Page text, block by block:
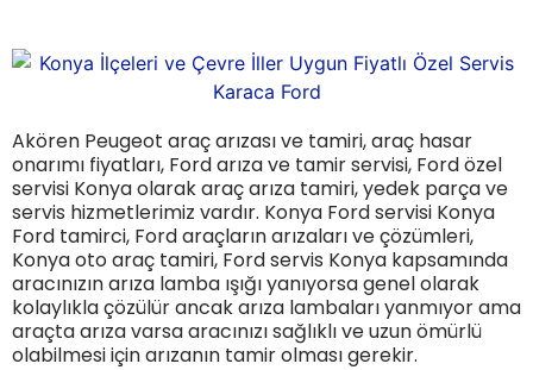
Akören Peugeot araç arızası ve tamiri, araç hasar
onarımı fiyatları, Ford arıza ve tamir servisi, Ford özel
servisi Konya olarak araç arıza tamiri, yedek parça ve
servis hizmetlerimiz vardır. Konya Ford servisi Konya
Ford tamirci, Ford araçların arızaları ve çözümleri,
Konya oto araç tamiri, Ford servis Konya kapsamında
aracınızın arıza lamba ışığı yanıyorsa genel olarak
kolaylıkla çözülür ancak arıza lambaları yanmıyor ama
araçta arıza varsa aracınızı sağlıklı ve uzun ömürlü
olabilmesi için arızanın tamir olması gerekir.